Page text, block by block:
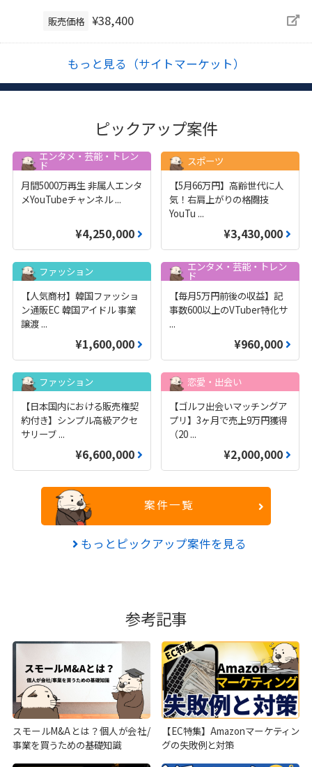
販売価格 ¥38,400
もっと見る（サイトマーケット）
ピックアップ案件
エンタメ・芸能・トレン
ド
月間5000万再生 非属人エンタ
メYouTubeチャンネル...
¥4,250,000
スポーツ
【5月66万円】高齢世代に人
気！右肩上がりの格闘技
YouTu ...
¥3,430,000
ファッション
【人気商材】韓国ファッショ
ン通販EC 韓国アイドル 事業
譲渡 ...
¥1,600,000
エンタメ・芸能・トレン
ド
【毎月5万円前後の収益】記
事数600以上のVTuber特化サ
...
¥960,000
ファッション
【日本国内における販売権契
約付き】シンプル高級アクセ
サリーブ ...
¥6,600,000
恋愛・出会い
【ゴルフ出会いマッチングア
プリ】3ヶ月で売上9万円獲得
（20 ...
¥2,000,000
案件一覧
もっとピックアップ案件を見る
参考記事
スモールM&Aとは？個人が会社/
事業を買うための基礎知識
【EC特集】Amazonマーケティン
グの失敗例と対策